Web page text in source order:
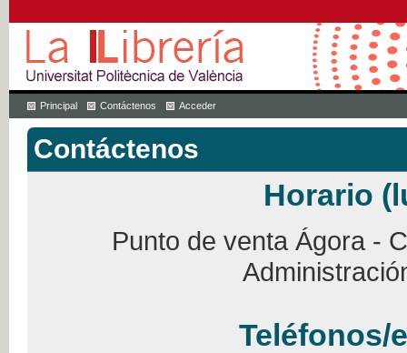
Principal Contáctenos Acceder
Contáctenos
Horario
Punto de venta Ágora -
Teléfonos/